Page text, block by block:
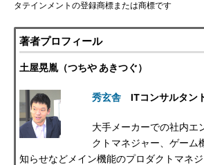
タテインメントの登録商標または商標です
著者プロフィール
土屋晃胤（つちや あきつぐ）
秀玄舎 ITコンサルタン
大手メーカーでの社内エ
クトマネジャー、ゲーム
知らせなどメイン機能のプロダクトマネ